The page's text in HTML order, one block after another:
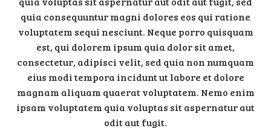
quia consequuntur magni dolores eos qui ratione
voluptatem sequi nesciunt. Neque porro quisquam
est, qui dolorem ipsum quia dolor sit amet,
consectetur, adipisci velit, sed quia non numquam
eius modi tempora incidunt ut labore et dolore
magnam aliquam quaerat voluptatem. Nemo enim
ipsam voluptatem quia voluptas sit aspernatur aut
odit aut fugit.